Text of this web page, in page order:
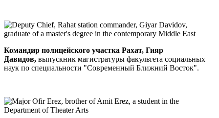
Командир полицейского участка Рахат, Гияр
Давидов, выпускник магистратуры факультета социальных
наук по специальности "Современный Ближний Восток".